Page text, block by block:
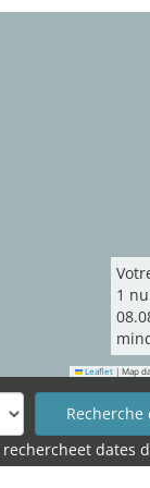
Leaflet | Map
1
08.
dates